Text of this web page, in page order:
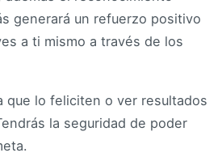
generará un refuerzo positivo
a ti mismo a través de los
que lo feliciten o ver resultados
la seguridad de poder